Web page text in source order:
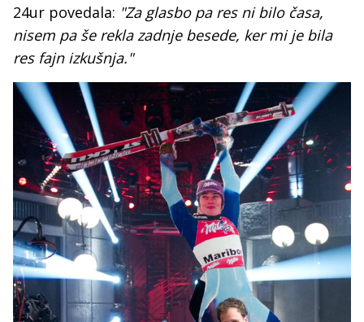
24ur povedala: "Za glasbo pa res ni bilo časa,
nisem pa še rekla zadnje besede, ker mi je bila
res fajn izkušnja."